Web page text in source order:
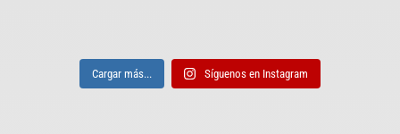
Cargar más... Síguenos en Instagram